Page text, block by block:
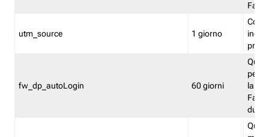
utm_source 1 giorno
fw_dp_autoLogin 60 giorni
la